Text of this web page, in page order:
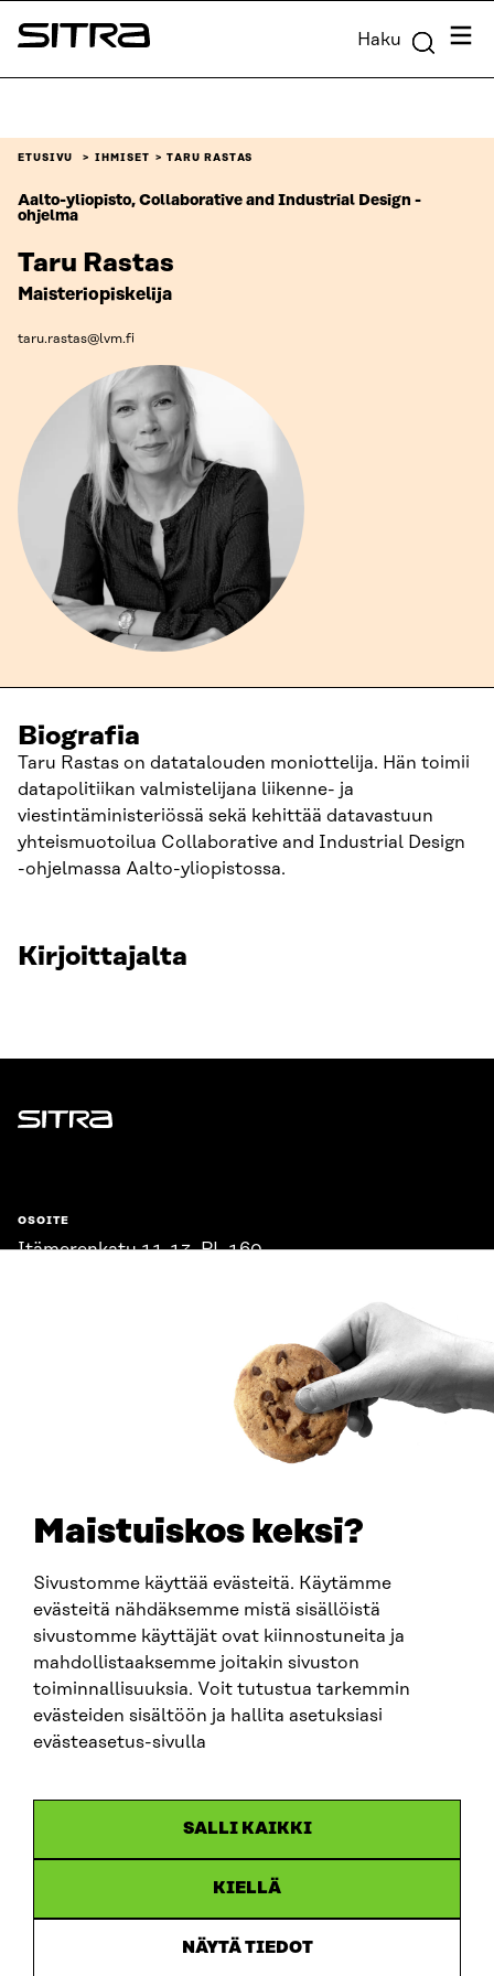
Maistuiskos keksi?
Sivustomme käyttää evästeitä. Käytämme
evästeitä nähdäksemme mistä sisällöistä
sivustomme käyttäjät ovat kiinnostuneita ja
mahdollistaaksemme joitakin sivuston
toiminnallisuuksia. Voit tutustua tarkemmin
evästeiden sisältöön ja hallita asetuksiasi
evästeasetus-sivulla
SALLI KAIKKI
KIELLÄ
NÄYTÄ TIEDOT
Siirry
suoraan
Sitra Haku
ETUSIVU IHMISET TARU RASTAS
Aalto-yliopisto, Collaborative and Industrial Design -
ohjelma
Taru Rastas
Maisteriopiskelija
taru.rastas@lvm.fi
Biografia
Taru Rastas on datatalouden moniottelija. Hän toimii
datapolitiikan valmistelijana liikenne- ja
viestintäministeriössä sekä kehittää datavastuun
yhteismuotoilua Collaborative and Industrial Design
-ohjelmassa Aalto-yliopistossa.
Kirjoittajalta
Sitra
OSOITE
Itämerenkatu 11-13, PL 160,
SITRA SOSIAALISESSA MEDIASSA
LinkedIn
Instagram
YouTube
Saavutettavuusseloste